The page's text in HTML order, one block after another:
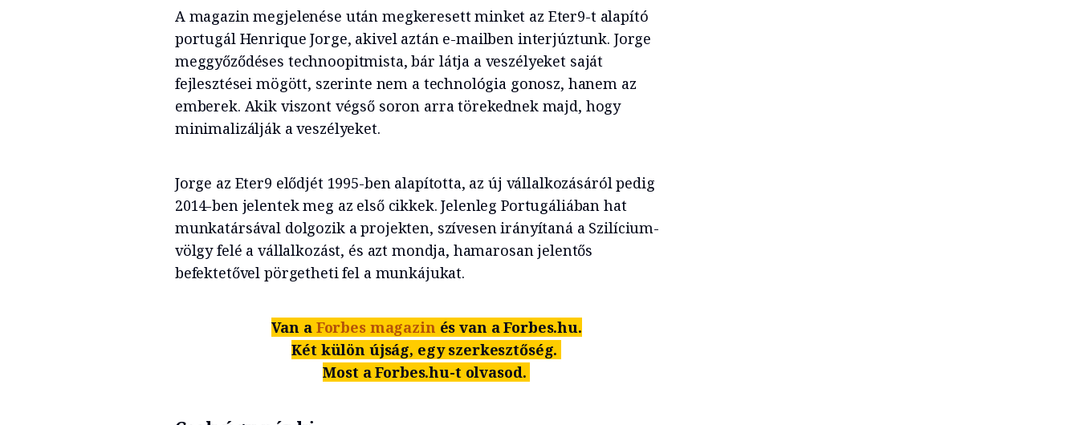
A magazin megjelenése után megkeresett minket az Eter9-t alapító
portugál Henrique Jorge, akivel aztán e-mailben interjúztunk. Jorge
meggyőződéses technoopitmista, bár látja a veszélyeket saját
fejlesztései mögött, szerinte nem a technológia gonosz, hanem az
emberek. Akik viszont végső soron arra törekednek majd, hogy
minimalizálják a veszélyeket.
Jorge az Eter9 elődjét 1995-ben alapította, az új vállalkozásáról pedig
2014-ben jelentek meg az első cikkek. Jelenleg Portugáliában hat
munkatársával dolgozik a projekten, szívesen irányítaná a Szilícium-
völgy felé a vállalkozást, és azt mondja, hamarosan jelentős
befektetővel pörgetheti fel a munkájukat.
Van a Forbes magazin és van a Forbes.hu.
Két külön újság, egy szerkesztőség.
Most a Forbes.hu-t olvasod.